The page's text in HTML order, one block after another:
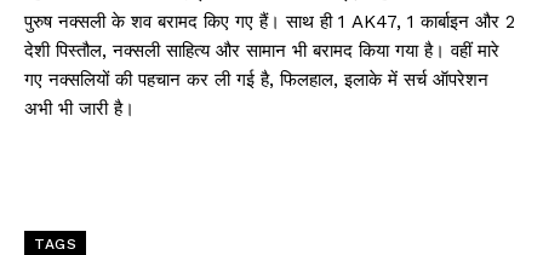
पुरुष नक्सली के शव बरामद किए गए हैं। साथ ही 1 AK47, 1 कार्बाइन और 2
देशी पिस्तौल, नक्सली साहित्य और सामान भी बरामद किया गया है। वहीं मारे
गए नक्सलियों की पहचान कर ली गई है, फिलहाल, इलाके में सर्च ऑपरेशन
अभी भी जारी है।
TAGS